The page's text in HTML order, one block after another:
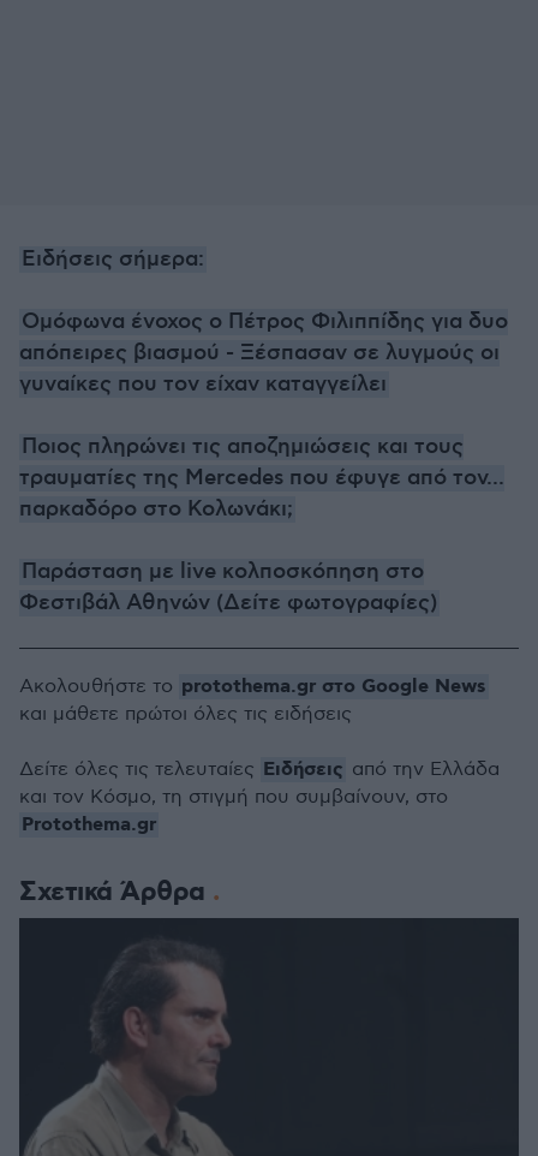
Ειδήσεις σήμερα:
Ομόφωνα ένοχος ο Πέτρος Φιλιππίδης για δυο
απόπειρες βιασμού - Ξέσπασαν σε λυγμούς οι
γυναίκες που τον είχαν καταγγείλει
Ποιος πληρώνει τις αποζημιώσεις και τους
τραυματίες της Mercedes που έφυγε από τον...
παρκαδόρο στο Κολωνάκι;
Παράσταση με live κολποσκόπηση στο
Φεστιβάλ Αθηνών (Δείτε φωτογραφίες)
Σχετικά Άρθρα
Ακολουθήστε το protothema.gr στο Google News
και μάθετε πρώτοι όλες τις ειδήσεις
Δείτε όλες τις τελευταίες Ειδήσεις από την Ελλάδα
και τον Κόσμο, τη στιγμή που συμβαίνουν, στο
Protothema.gr